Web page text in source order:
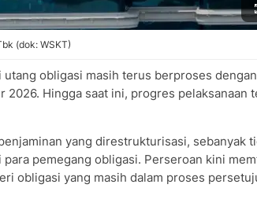
(dok: WSKT)
obligasi masih terus berproses
2026. Hingga saat ini, progres pelaksanaan
yang direstrukturisasi, sebanyak
pemegang obligasi. Perseroan kini
obligasi yang masih dalam proses